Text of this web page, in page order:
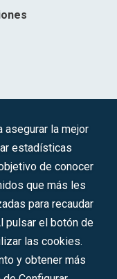
de la Innovación y las
8, F. 129, H. 201.307.
la mejor
estadísticas
de conocer
que más les
para recaudar
pulsar el botón de
las cookies.
y obtener más